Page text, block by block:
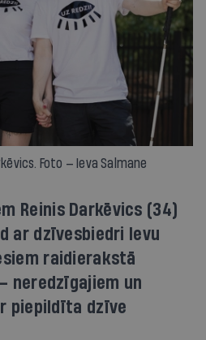
Foto — Ieva Salmane
Reinis Darkēvics (34)
ar dzīvesbiedri Ievu
raidierakstā
neredzīgajiem un
piepildīta dzīve